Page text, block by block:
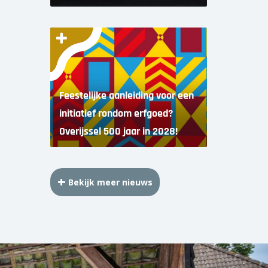
Feestelijke aanleiding voor een
initiatief rondom erfgoed?
Overijssel 500 jaar in 2028!
Bekijk meer nieuws